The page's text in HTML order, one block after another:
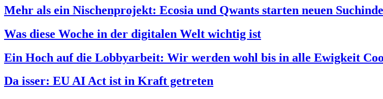
Mehr als ein Nischenprojekt: Ecosia und Qwants starten neuen
Was diese Woche in der digitalen Welt wichtig ist
Ein Hoch auf die Lobbyarbeit: Wir werden wohl bis in alle Ewigkeit
Da isser: EU AI Act ist in Kraft getreten